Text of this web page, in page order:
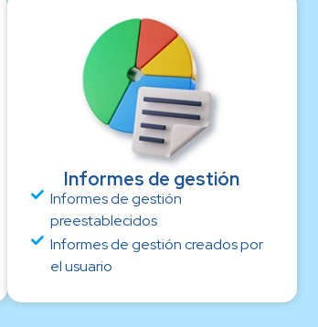
Informes de gestión
Informes de gestión
preestablecidos
Informes de gestión creados por
el usuario